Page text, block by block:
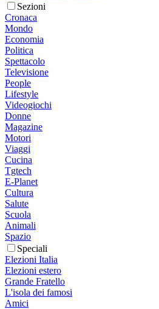
Sezioni
Cronaca
Mondo
Economia
Politica
Spettacolo
Televisione
People
Lifestyle
Videogiochi
Donne
Magazine
Motori
Viaggi
Cucina
Tgtech
E-Planet
Cultura
Salute
Scuola
Animali
Spazio
Speciali
Elezioni Italia
Elezioni estero
Grande Fratello
L'isola dei famosi
Amici